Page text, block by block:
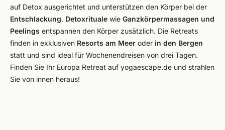
auf Detox ausgerichtet und unterstützen den Körper bei der
Entschlackung. Detoxrituale wie Ganzkörpermassagen und
Peelings entspannen den Körper zusätzlich. Die Retreats
finden in exklusiven Resorts am Meer oder in den Bergen
statt und sind ideal für Wochenendreisen von drei Tagen.
Finden Sie Ihr Europa Retreat auf yogaescape.de und strahlen
Sie von innen heraus!